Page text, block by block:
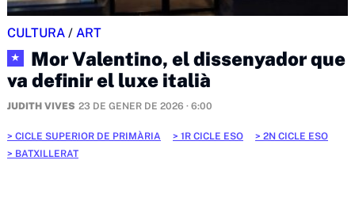
CULTURA / ART
★
Mor Valentino, el dissenyador que
va definir el luxe italià
JUDITH VIVES 23 DE GENER DE 2026 · 6:00
CICLE SUPERIOR DE PRIMÀRIA 1R CICLE ESO
2N CICLE ESO
BATXILLERAT